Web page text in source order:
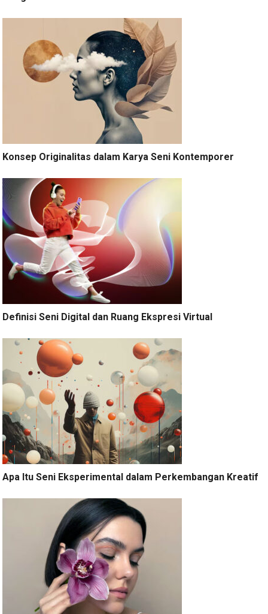
Konsep Originalitas dalam Karya Seni Kontemporer
Definisi Seni Digital dan Ruang Ekspresi Virtual
Apa Itu Seni Eksperimental dalam Perkembangan Kreatif